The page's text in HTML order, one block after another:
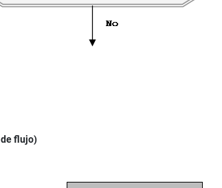
flujo)